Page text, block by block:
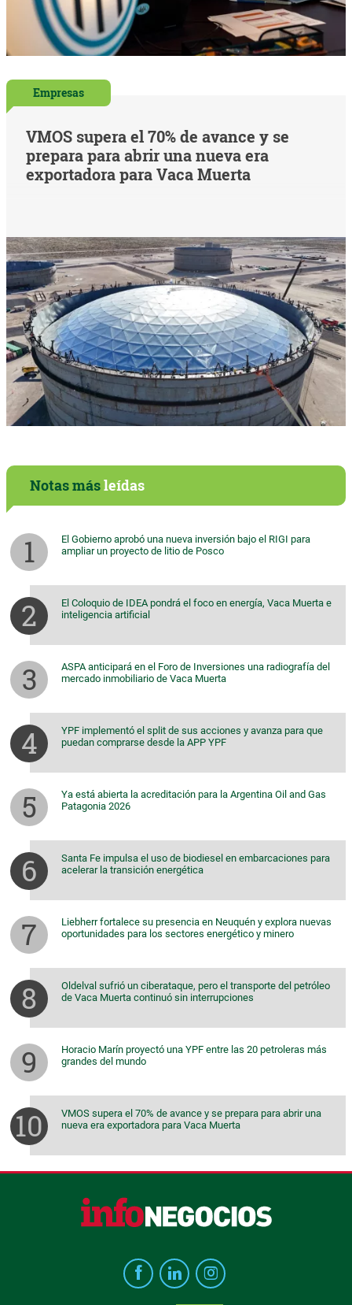
Empresas
VMOS supera el 70% de avance y se
prepara para abrir una nueva era
exportadora para Vaca Muerta
Notas másleídas
El Gobierno aprobó una nueva inversión bajo el RIGI para
ampliar un proyecto de litio de Posco
El Coloquio de IDEA pondrá el foco en energía, Vaca Muerta e
inteligencia artificial
ASPA anticipará en el Foro de Inversiones una radiografía del
mercado inmobiliario de Vaca Muerta
YPF implementó el split de sus acciones y avanza para que
puedan comprarse desde la APP YPF
Ya está abierta la acreditación para la Argentina Oil and Gas
Patagonia 2026
Santa Fe impulsa el uso de biodiesel en embarcaciones para
acelerar la transición energética
Liebherr fortalece su presencia en Neuquén y explora nuevas
oportunidades para los sectores energético y minero
Oldelval sufrió un ciberataque, pero el transporte del petróleo
de Vaca Muerta continuó sin interrupciones
Horacio Marín proyectó una YPF entre las 20 petroleras más
grandes del mundo
VMOS supera el 70% de avance y se prepara para abrir una
nueva era exportadora para Vaca Muerta